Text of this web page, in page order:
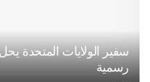
سفير الولايات المتحدة
رسمية